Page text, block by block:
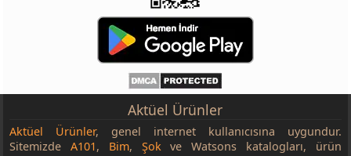
Aktüel Ürünler
Aktüel Ürünler, genel internet kullanıcısına uygundur.
SitemizdeA101, Bim, Şokve Watsons katalogları, ürün